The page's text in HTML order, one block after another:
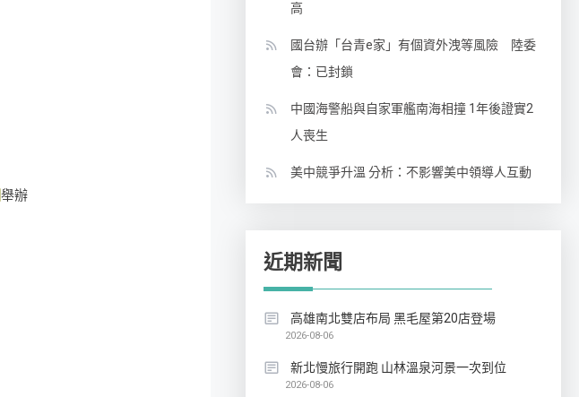
舉辦
高
國台辦「台青e家」有個資外洩等風險 陸委
會：已封鎖
中國海警船與自家軍艦南海相撞 1年後證實2
人喪生
美中競爭升溫 分析：不影響美中領導人互動
近期新聞
高雄南北雙店布局 黑毛屋第20店登場
2026-08-06
新北慢旅行開跑 山林溫泉河景一次到位
2026-08-06